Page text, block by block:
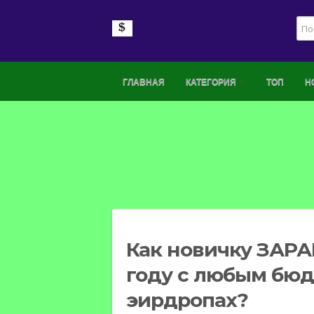
ГЛАВНАЯ КАТЕГОРИЯ ТОП
Как новичку
году с любым
эирдропах?